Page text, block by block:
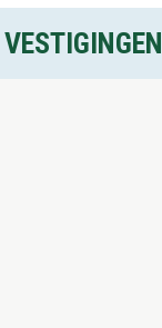
VESTIGINGEN